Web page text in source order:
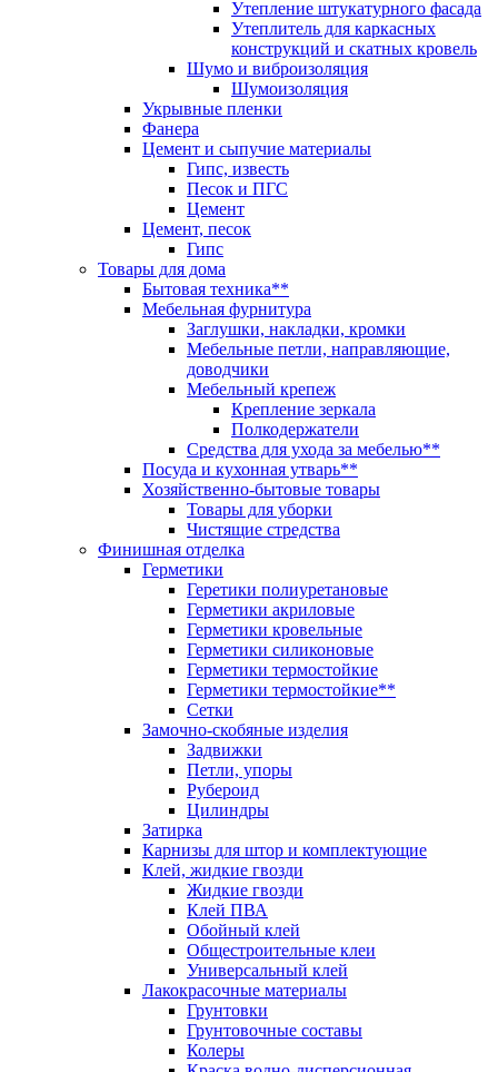
Утепление штукатурного фасада
Утеплитель для каркасных
конструкций и скатных кровель
Шумо и виброизоляция
Шумоизоляция
Укрывные пленки
Фанера
Цемент и сыпучие материалы
Гипс, известь
Песок и ПГС
Цемент
Цемент, песок
Гипс
Товары для дома
Бытовая техника**
Мебельная фурнитура
Заглушки, накладки, кромки
Мебельные петли, направляющие,
доводчики
Мебельный крепеж
Крепление зеркала
Полкодержатели
Средства для ухода за мебелью**
Посуда и кухонная утварь**
Хозяйственно-бытовые товары
Товары для уборки
Чистящие стредства
Финишная отделка
Герметики
Геретики полиуретановые
Герметики акриловые
Герметики кровельные
Герметики силиконовые
Герметики термостойкие
Герметики термостойкие**
Сетки
Замочно-скобяные изделия
Задвижки
Петли, упоры
Рубероид
Цилиндры
Затирка
Карнизы для штор и комплектующие
Клей, жидкие гвозди
Жидкие гвозди
Клей ПВА
Обойный клей
Общестроительные клеи
Универсальный клей
Лакокрасочные материалы
Грунтовки
Грунтовочные составы
Колеры